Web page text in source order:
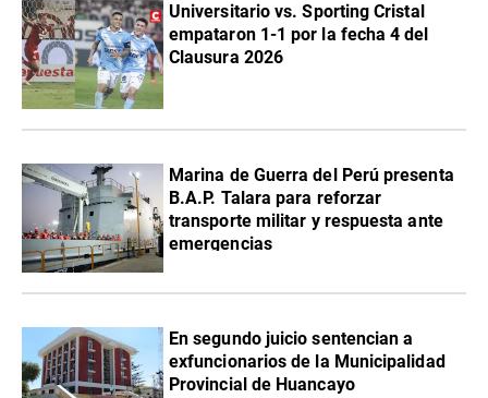
Universitario vs. Sporting Cristal
empataron 1-1 por la fecha 4 del
Clausura 2026
Marina de Guerra del Perú presenta
B.A.P. Talara para reforzar
transporte militar y respuesta ante
emergencias
En segundo juicio sentencian a
exfuncionarios de la Municipalidad
Provincial de Huancayo